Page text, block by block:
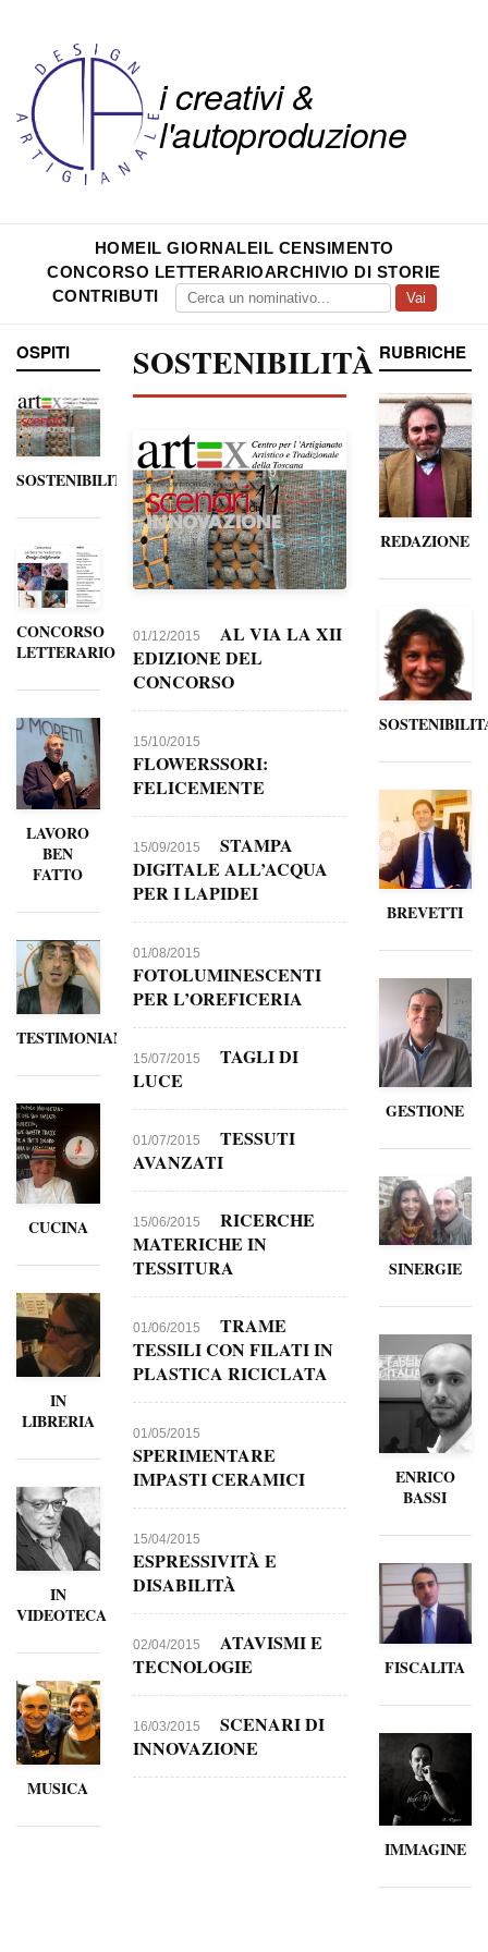
i creativi &
l'autoproduzione
HOMEIL GIORNALEIL CENSIMENTO
CONCORSO LETTERARIOARCHIVIO DI STORIE
CONTRIBUTI
Vai
OSPITI
SOSTENIBILITÀ
CONCORSO
LETTERARIO
LAVORO
BEN
FATTO
TESTIMONIANZE
CUCINA
IN
LIBRERIA
IN
VIDEOTECA
MUSICA
SOSTENIBILITÀ
01/12/2015
AL VIA LA XII
EDIZIONE DEL
CONCORSO
15/10/2015
FLOWERSSORI:
FELICEMENTE
15/09/2015
STAMPA
DIGITALE ALL’ACQUA
PER I LAPIDEI
01/08/2015
FOTOLUMINESCENTI
PER L’OREFICERIA
15/07/2015
TAGLI DI
LUCE
01/07/2015
TESSUTI
AVANZATI
15/06/2015
RICERCHE
MATERICHE IN
TESSITURA
01/06/2015
TRAME
TESSILI CON FILATI IN
PLASTICA RICICLATA
01/05/2015
SPERIMENTARE
IMPASTI CERAMICI
15/04/2015
ESPRESSIVITÀ E
DISABILITÀ
02/04/2015
ATAVISMI E
TECNOLOGIE
16/03/2015
SCENARI DI
INNOVAZIONE
RUBRICHE
REDAZIONE
BREVETTI
GESTIONE
SINERGIE
ENRICO
BASSI
FISCALITA
IMMAGINE